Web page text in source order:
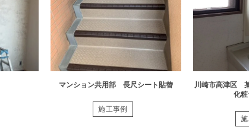
マンション共用部 長尺シート貼替
施工事例
川崎市高津区
化粧
施